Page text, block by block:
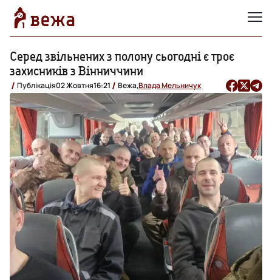
Серед звільнених з полону сьогодні є троє
захисників з Вінниччини
Публікація02 Жовтня16:21 Вежа,Влада Мельничук